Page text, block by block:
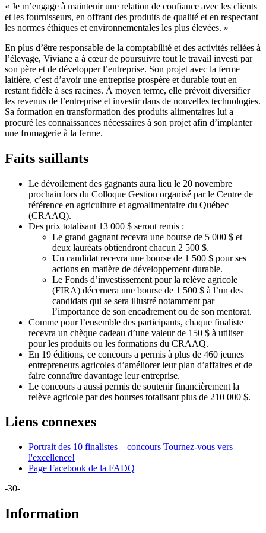
« Je m’engage à maintenir une relation de confiance avec les clients
et les fournisseurs, en offrant des produits de qualité et en respectant
les normes éthiques et environnementales les plus élevées. »
En plus d’être responsable de la comptabilité et des activités reliées à
l’élevage, Viviane a à cœur de poursuivre tout le travail investi par
son père et de développer l’entreprise. Son projet avec la ferme
laitière, c’est d’avoir une entreprise prospère et durable tout en
restant fidèle à ses racines. À moyen terme, elle prévoit diversifier
les revenus de l’entreprise et investir dans de nouvelles technologies.
Sa formation en transformation des produits alimentaires lui a
procuré les connaissances nécessaires à son projet afin d’implanter
une fromagerie à la ferme.
Faits saillants
Le dévoilement des gagnants aura lieu le 20 novembre
prochain lors du Colloque Gestion organisé par le Centre de
référence en agriculture et agroalimentaire du Québec
(CRAAQ).
Des prix totalisant 13 000 $ seront remis :
Le grand gagnant recevra une bourse de 5 000 $ et
deux lauréats obtiendront chacun 2 500 $.
Un candidat recevra une bourse de 1 500 $ pour ses
actions en matière de développement durable.
Le Fonds d’investissement pour la relève agricole
(FIRA) décernera une bourse de 1 500 $ à l’un des
candidats qui se sera illustré notamment par
l’importance de son encadrement ou de son mentorat.
Comme pour l’ensemble des participants, chaque finaliste
recevra un chèque cadeau d’une valeur de 150 $ à utiliser
pour les produits ou les formations du CRAAQ.
En 19 éditions, ce concours a permis à plus de 460 jeunes
entrepreneurs agricoles d’améliorer leur plan d’affaires et de
faire connaître davantage leur entreprise.
Le concours a aussi permis de soutenir financièrement la
relève agricole par des bourses totalisant plus de 210 000 $.
Liens connexes
Portrait des 10 finalistes – concours Tournez-vous vers
l'excellence!
Page Facebook de la FADQ
-30-
Information